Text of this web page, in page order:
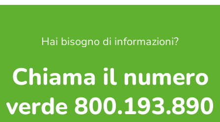
Hai bisogno di informazioni?
Chiama il numero
verde 800.193.890